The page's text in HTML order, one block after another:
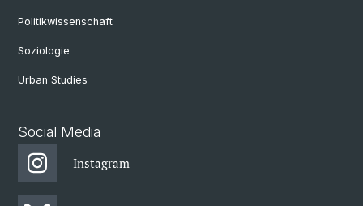
Politikwissenschaft
Soziologie
Urban Studies
Social Media
Instagram